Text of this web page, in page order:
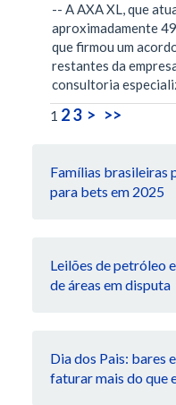
-- A AXA XL, que
aproximadamente
que firmou um
restantes da
consultoria
1 23 > >>
Famílias brasileiras
para bets em 2025
Leilões de petróleo
de áreas em disputa
Dia dos Pais: bares
faturar mais do que